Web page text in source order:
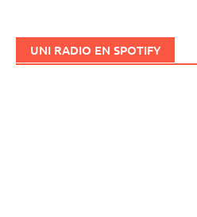
UNI RADIO EN SPOTIFY